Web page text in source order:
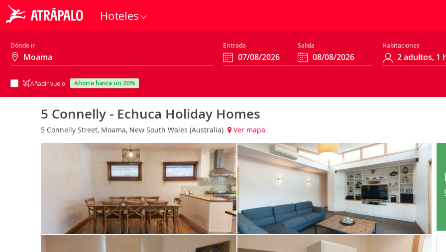
Hoteles
Dónde ir Entrada Salida Habitaciones
Añadir vuelo ahorra hasta un 20%
5 Connelly - Echuca Holiday Homes
5 Connelly Street, Moama, New South Wales (Australia) Ver mapa